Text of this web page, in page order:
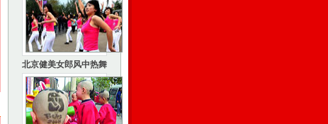
北京健美女郎风中热舞